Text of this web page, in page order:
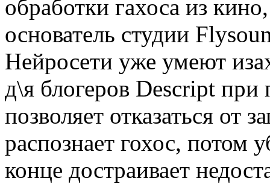
обработки гахоса из
основатель студии
Нейросети уже умеют
д\я блогеров Descript
позволяет отказаться от
распознает гохос, потом
конце достраивает